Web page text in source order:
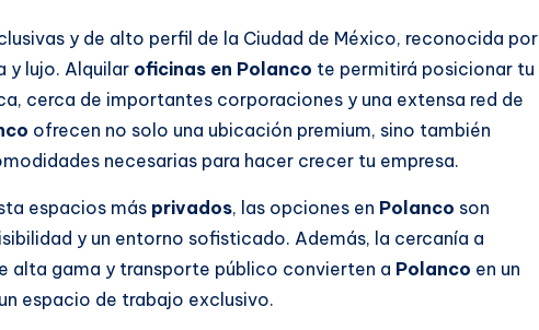
y de alto perfil de la Ciudad de México, reconocida por
y lujo. Alquilar oficinas en Polanco te permitirá posicionar tu
cerca de importantes corporaciones y una extensa red de
ofrecen no solo una ubicación premium, sino también
necesarias para hacer crecer tu empresa.
espacios más privados, las opciones en Polanco son
y un entorno sofisticado. Además, la cercanía a
alta gama y transporte público convierten a Polanco en un
espacio de trabajo exclusivo.